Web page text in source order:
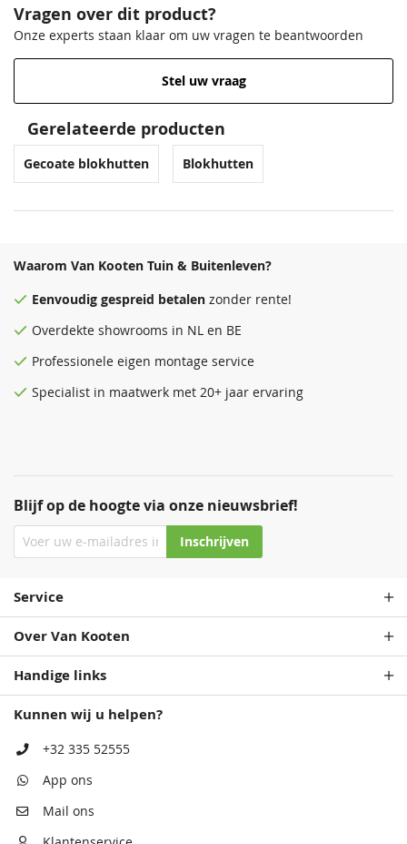
Vragen over dit product?
Onze experts staan klaar om uw vragen te beantwoorden
Stel uw vraag
Gerelateerde producten
Gecoate blokhutten Blokhutten
Blijf op de hoogte via onze nieuwsbrief!
Inschrijven
Waarom Van Kooten Tuin & Buitenleven?
Eenvoudig gespreid betalen zonder rente!
Overdekte showrooms in NL en BE
Professionele eigen montage service
Specialist in maatwerk met 20+ jaar ervaring
Service
Over Van Kooten
Handige links
Kunnen wij u helpen?
+32 335 52555
App ons
Mail ons